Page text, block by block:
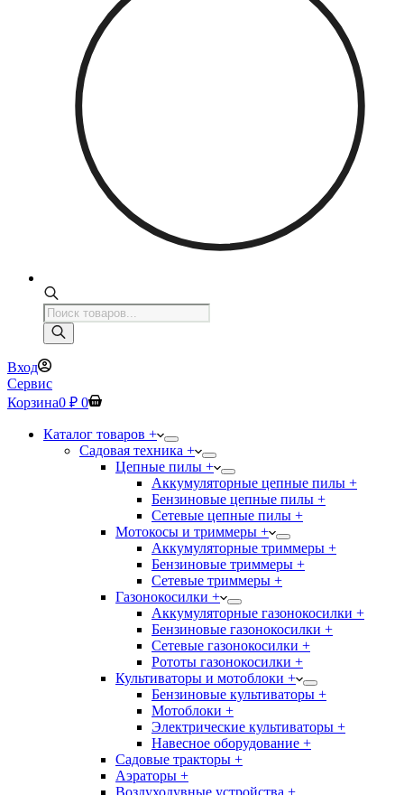
Поиск
товаров
Вход
Сервис
Корзина0 ₽ 0
Каталог товаров +
Садовая техника +
Цепные пилы +
Аккумуляторные цепные пилы +
Бензиновые цепные пилы +
Сетевые цепные пилы +
Мотокосы и триммеры +
Аккумуляторные триммеры +
Бензиновые триммеры +
Сетевые триммеры +
Газонокосилки +
Аккумуляторные газонокосилки +
Бензиновые газонокосилки +
Сетевые газонокосилки +
Рототы газонокосилки +
Культиваторы и мотоблоки +
Бензиновые культиваторы +
Мотоблоки +
Электрические культиваторы +
Навесное оборудование +
Садовые тракторы +
Аэраторы +
Воздуходувные устройства +